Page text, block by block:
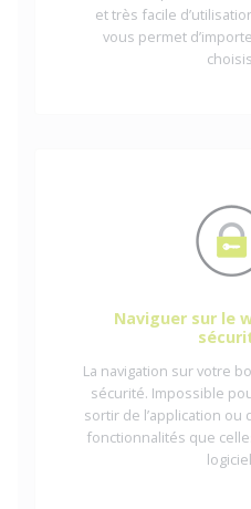
et très facile
vous permet
Naviguer sur le
La navigation sur votre
sécurité. Impossible
sortir de l’application ou
fonctionnalités que